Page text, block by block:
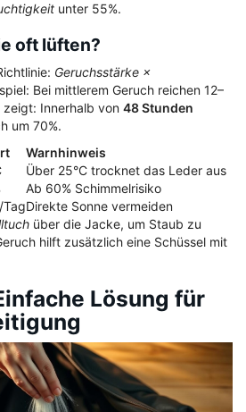
unter 55%.
oft lüften?
Geruchsstärke ×
Bei mittlerem Geruch reichen 12–
zeigt: Innerhalb von 48 Stunden
um 70%.
Warnhinweis
Über 25°C trocknet das Leder aus
Ab 60% Schimmelrisiko
TagDirekte Sonne vermeiden
über die Jacke, um Staub zu
hilft zusätzlich eine Schüssel mit
Lösung für